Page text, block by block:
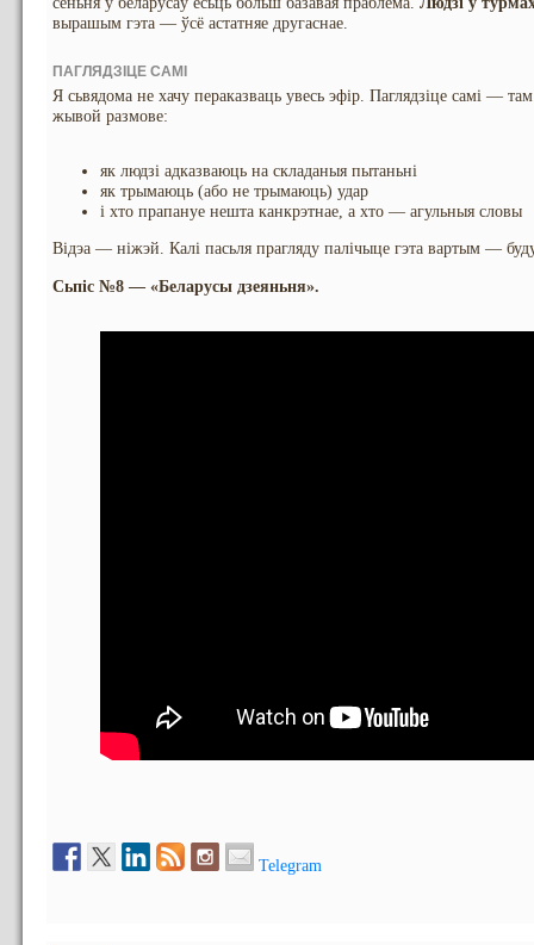
вырашым гэта — ўсё астатняе другаснае.
ПАГЛЯДЗІЦЕ САМІ
Я сьвядома не хачу пераказваць увесь эфір. Паглядзіце самі —
жывой размове:
як людзі адказваюць на складаныя пытаньні
як трымаюць (або не трымаюць) удар
і хто прапануе нешта канкрэтнае, а хто — агульныя словы
Відэа — ніжэй. Калі пасьля прагляду палічыце гэта вартым —
Сьпіс №8 — «Беларусы дзеяньня».
Telegram